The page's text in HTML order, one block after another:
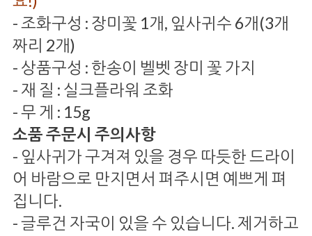
- 조화구성 : 장미꽃 1개, 잎사귀수 6개(3개
짜리 2개)
- 상품구성 : 한송이 벨벳 장미 꽃 가지
- 재 질 : 실크플라워 조화
- 무 게 : 15g
소품 주문시 주의사항
- 잎사귀가 구겨져 있을 경우 따듯한 드라이
어 바람으로 만지면서 펴주시면 예쁘게 펴
집니다.
- 글루건 자국이 있을 수 있습니다. 제거하고